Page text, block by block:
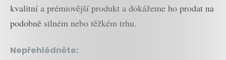
kvalitní a prémiovější produkt a dokážeme ho prodat na
podobně silném nebo těžkém trhu.
Nepřehlédněte: